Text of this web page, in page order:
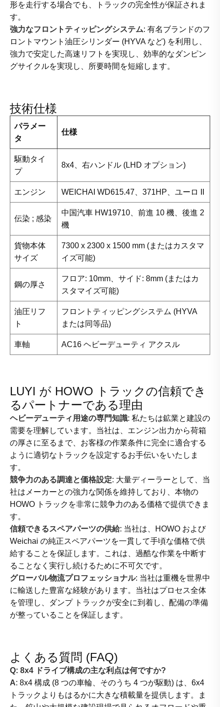
形を走行する場合でも、トラックの完全性が保証されま
す。
強力なフロントティッピングシステム: 有名ブランドのフ
ロントマウント油圧シリンダー (HYVA など) を利用し、
強力で安定した高速リフトを実現し、効率的なダンピン
グサイクルを実現し、所要時間を短縮します。
技術仕様
パラメー
タ
仕様
駆動タイ
プ
8x4、右ハンドル (LHD オプション)
エンジン WEICHAI WD615.47、371HP、ユーロ II
伝染 ; 感染
中国汽車 HW19710、前進 10 機、後進 2
機
貨物本体
サイズ
7300 x 2300 x 1500 mm (またはカスタマ
イズ可能)
鋼の厚さ
フロア: 10mm、サイド: 8mm (またはカ
スタマイズ可能)
油圧リフ
ト
フロントティッピングシステム (HYVA
または同等品)
車軸 AC16 ヘビーデューティ アクスル
LUYI が HOWO トラックの信頼でき
るパートナーである理由
ヘビーデューティ用途の専門知識: 私たちは鉱業と建設の
需要を理解しています。当社は、エンジン出力から荷箱
の厚さに至るまで、お客様の作業条件に完全に適合する
ように適切なトラックを設定するお手伝いをいたしま
す。
競争力のある調達と価格設定: 大量ディーラーとして、当
社はメーカーとの強力な関係を維持しており、本物の
HOWO トラックを非常に競争力のある価格で提供できま
す。
信頼できるスペアパーツの供給: 当社は、HOWO および
Weichai の純正スペアパーツを一貫して手頃な価格で供
給することを保証します。これは、過酷な作業を中断す
ることなく実行し続けるために不可欠です。
グローバル物流プロフェッショナル: 当社は重機を世界中
に輸送した豊富な経験があります。当社はプロセス全体
を管理し、ダンプ トラックが安全に到着し、配備の準備
が整っていることを保証します。
よくある質問 (FAQ)
Q: 8x4 ドライブ構成の主な利点は何ですか?
A: 8x4 構成 (8 つの車輪、そのうち 4 つが駆動) は、6x4
トラックよりもはるかに大きな積載量を提供します。ま